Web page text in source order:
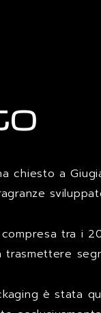
chiesto a
compresa tra i
è stata